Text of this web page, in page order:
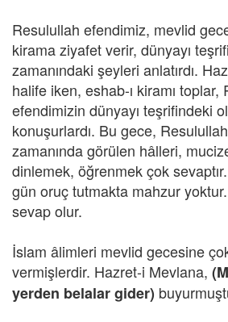
Resulullah efendimiz, mevlid
kirama ziyafet verir, dünyayı
zamanındaki şeyleri anlatırdı.
halife iken, eshab-ı kiramı toplar,
efendimizin dünyayı teşrifindeki
konuşurlardı. Bu gece,
zamanında görülen hâlleri,
dinlemek, öğrenmek çok
gün oruç tutmakta mahzur
sevap olur.
İslam âlimleri mevlid gecesine
vermişlerdir. Hazret-i Mevlana,
yerden belalar gider)